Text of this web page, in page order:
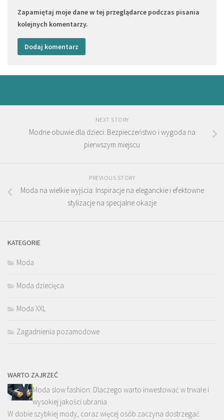
Zapamiętaj moje dane w tej przeglądarce podczas pisania
kolejnych komentarzy.
NEXT STORY
Modne obuwie dla dzieci: Bezpieczeństwo i wygoda na
pierwszym miejscu
PREVIOUS STORY
Moda na wielkie wyjścia: Inspiracje na eleganckie i efektowne
stylizacje na specjalne okazje
KATEGORIE
Moda
Moda dziecięca
Moda XXL
Zagadnienia pozamodowe
WARTO ZAJRZEĆ
Moda slow fashion: Dlaczego warto inwestować w trwałe i
wysokiej jakości ubrania
W dobie szybkiej mody, coraz więcej osób zaczyna dostrzegać